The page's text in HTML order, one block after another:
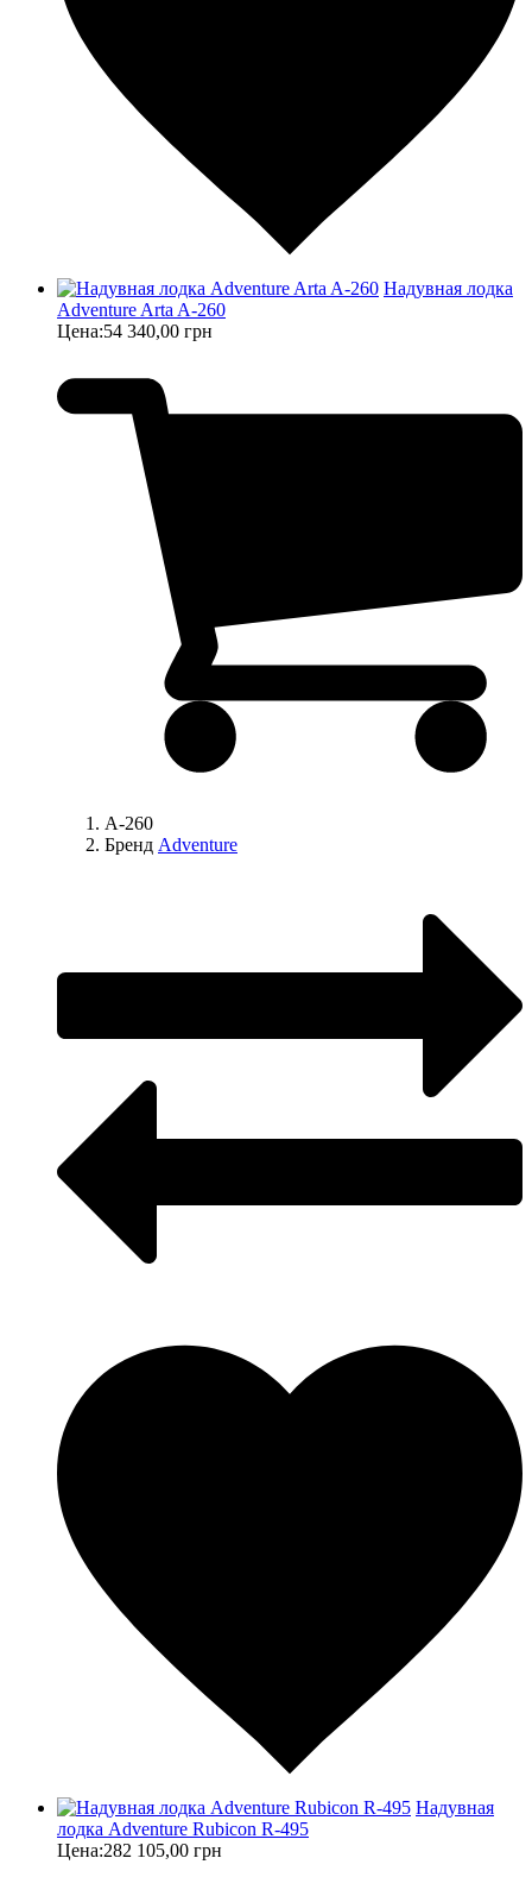
Надувная лодка
Adventure Arta A-260
Цена:54 340,00 грн
A-260
Бренд Adventure
Надувная
лодка Adventure Rubicon R-495
Цена:282 105,00 грн